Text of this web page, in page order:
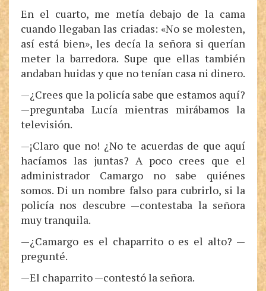
En el cuarto, me metía debajo de la cama
cuando llegaban las criadas: «No se molesten,
así está bien», les decía la señora si querían
meter la barredora. Supe que ellas también
andaban huidas y que no tenían casa ni dinero.
—¿Crees que la policía sabe que estamos aquí?
—preguntaba Lucía mientras mirábamos la
televisión.
—¡Claro que no! ¿No te acuerdas de que aquí
hacíamos las juntas? A poco crees que el
administrador Camargo no sabe quiénes
somos. Di un nombre falso para cubrirlo, si la
policía nos descubre —contestaba la señora
muy tranquila.
—¿Camargo es el chaparrito o es el alto? —
pregunté.
—El chaparrito —contestó la señora.